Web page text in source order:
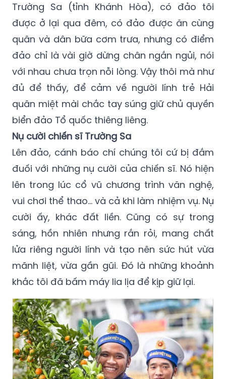
Trường Sa (tỉnh Khánh Hòa), có đảo tôi
được ở lại qua đêm, có đảo được ăn cùng
quân và dân bữa cơm trưa, nhưng có điểm
đảo chỉ là vài giờ dừng chân ngắn ngủi, nói
với nhau chưa trọn nỗi lòng. Vậy thôi mà như
đủ để thấy, để cảm về người lính trẻ Hải
quân miệt mài chắc tay súng giữ chủ quyền
biển đảo Tổ quốc thiêng liêng.
Nụ cười chiến sĩ Trường Sa
Lên đảo, cánh báo chí chúng tôi cứ bị đắm
đuối với những nụ cười của chiến sĩ. Nó hiện
lên trong lúc cổ vũ chương trình văn nghệ,
vui chơi thể thao... và cả khi làm nhiệm vụ. Nụ
cười ấy, khác đất liền. Cũng có sự trong
sáng, hồn nhiên nhưng rắn rỏi, mang chất
lửa riêng người lính và tạo nên sức hút vừa
mãnh liệt, vừa gần gũi. Đó là những khoảnh
khắc tôi đã bấm máy lia lịa để kịp giữ lại.